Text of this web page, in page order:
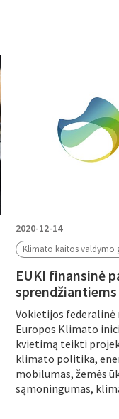
2020-12-14
Klimato kaitos valdymo
EUKI finansinė
Vokietijos
Europos Klimato
kvietimą teikti
klimato politika,
mobilumas, žemės
sąmoningumas,